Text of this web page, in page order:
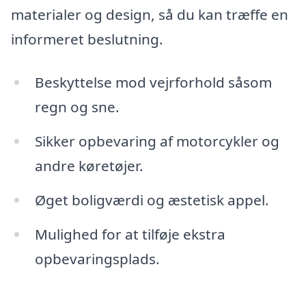
materialer og design, så du kan træffe en
informeret beslutning.
Beskyttelse mod vejrforhold såsom
regn og sne.
Sikker opbevaring af motorcykler og
andre køretøjer.
Øget boligværdi og æstetisk appel.
Mulighed for at tilføje ekstra
opbevaringsplads.